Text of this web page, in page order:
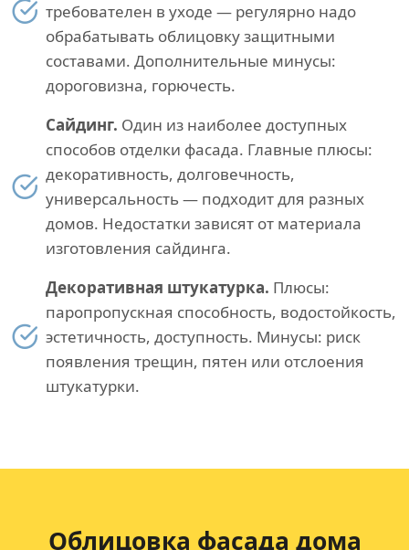
требователен в уходе — регулярно надо
обрабатывать облицовку защитными
составами. Дополнительные минусы:
дороговизна, горючесть.
Сайдинг. Один из наиболее доступных
способов отделки фасада. Главные плюсы:
декоративность, долговечность,
универсальность — подходит для разных
домов. Недостатки зависят от материала
изготовления сайдинга.
Декоративная штукатурка. Плюсы:
паропропускная способность, водостойкость,
эстетичность, доступность. Минусы: риск
появления трещин, пятен или отслоения
штукатурки.
Облицовка фасада дома